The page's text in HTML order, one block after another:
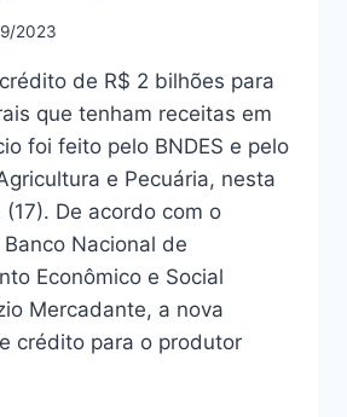
2023
de R$ 2 bilhões para
que tenham receitas em
foi feito pelo BNDES e pelo
e Pecuária, nesta
De acordo com o
Nacional de
Econômico e Social
Mercadante, a nova
crédito para o produtor